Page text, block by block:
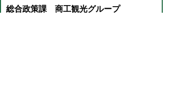
総合政策課 商工観光グループ